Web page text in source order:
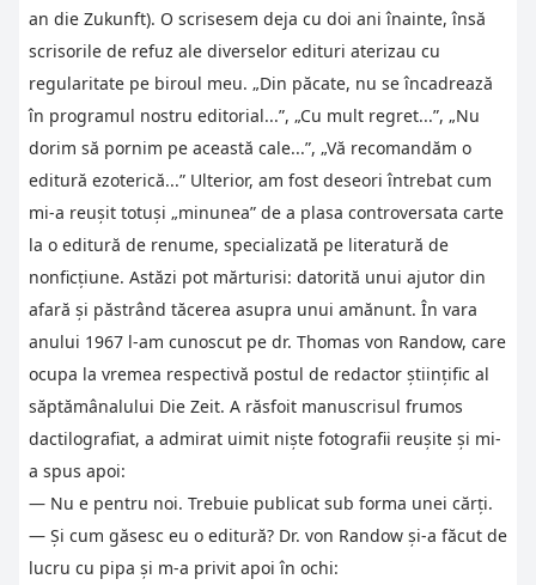
an die Zukunft). O scrisesem deja cu doi ani înainte, însă
scrisorile de refuz ale diverselor edituri aterizau cu
regularitate pe biroul meu. „Din păcate, nu se încadrează
în programul nostru editorial...”, „Cu mult regret...”, „Nu
dorim să pornim pe această cale...”, „Vă recomandăm o
editură ezoterică...” Ulterior, am fost deseori întrebat cum
mi-a reuşit totuşi „minunea” de a plasa controversata carte
la o editură de renume, specializată pe literatură de
nonficţiune. Astăzi pot mărturisi: datorită unui ajutor din
afară şi păstrând tăcerea asupra unui amănunt. În vara
anului 1967 l-am cunoscut pe dr. Thomas von Randow, care
ocupa la vremea respectivă postul de redactor ştiinţific al
săptămânalului Die Zeit. A răsfoit manuscrisul frumos
dactilografiat, a admirat uimit nişte fotografii reuşite şi mi-
a spus apoi:
— Nu e pentru noi. Trebuie publicat sub forma unei cărţi.
— Şi cum găsesc eu o editură? Dr. von Randow şi-a făcut de
lucru cu pipa şi m-a privit apoi în ochi: